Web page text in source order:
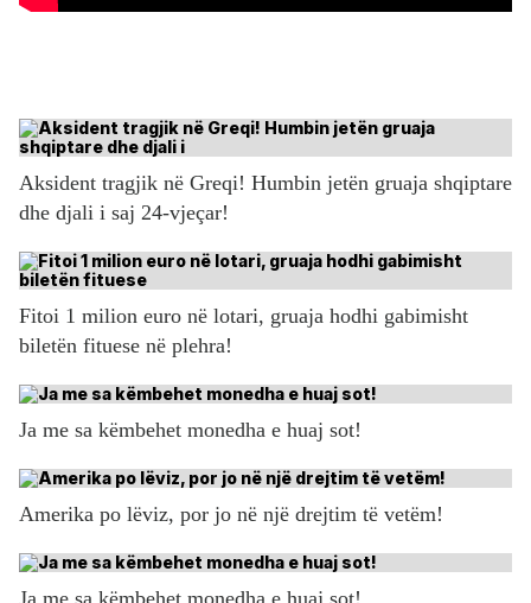
Aksident tragjik në Greqi! Humbin jetën gruaja shqiptare
dhe djali i saj 24-vjeçar!
Fitoi 1 milion euro në lotari, gruaja hodhi gabimisht
biletën fituese në plehra!
Ja me sa këmbehet monedha e huaj sot!
Amerika po lëviz, por jo në një drejtim të vetëm!
Ja me sa këmbehet monedha e huaj sot!